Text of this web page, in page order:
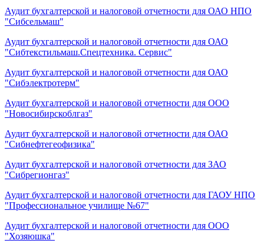
Аудит бухгалтерской и налоговой отчетности для ОАО НПО
"Сибсельмаш"
Аудит бухгалтерской и налоговой отчетности для ОАО
"Сибтекстильмаш.Спецтехника. Сервис"
Аудит бухгалтерской и налоговой отчетности для ОАО
"Сибэлектротерм"
Аудит бухгалтерской и налоговой отчетности для ООО
"Новосибирскоблгаз"
Аудит бухгалтерской и налоговой отчетности для ОАО
"Сибнефтегеофизика"
Аудит бухгалтерской и налоговой отчетности для ЗАО
"Сибрегионгаз"
Аудит бухгалтерской и налоговой отчетности для ГАОУ НПО
"Профессиональное училище №67"
Аудит бухгалтерской и налоговой отчетности для ООО
"Хозяюшка"